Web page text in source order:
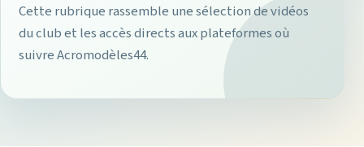
Cette rubrique rassemble une sélection de vidéos
du club et les accès directs aux plateformes où
suivre Acromodèles44.